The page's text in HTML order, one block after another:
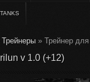
Трейнеры » Трейнер
v 1.0 (+12)